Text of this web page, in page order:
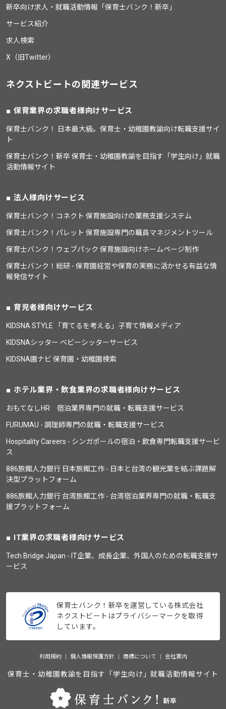
新卒向け求人・就職活動情報「保育士バンク！新卒」
サービス紹介
求人検索
X（旧Twitter）
ネクストビートの関連サービス
保育業界の求職者様向けサービス
保育士バンク！ 日本最大級。保育士・幼稚園教諭向け転職支援サイ
ト
保育士バンク！新卒 保育士・幼稚園教諭を目指す「学生向け」就職
活動情報サイト
法人様向けサービス
保育士バンク！コネクト 保育施設向けの業務支援システム
保育士バンク！パレット 保育施設専門の職員マネジメントツール
保育士バンク！ウェブパック 保育施設向けホームページ制作
保育士バンク！総研 - 保育園経営や保育の実務に活かせる有益な情
報発信サイト
育児者様向けサービス
KIDSNA STYLE 「育てるを考える」子育て情報メディア
KIDSNAシッター ベビーシッターサービス
KIDSNA園ナビ 保育園・幼稚園検索
ホテル業界・飲食業界の求職者様向けサービス
おもてなしHR 宿泊業界専門の就職・転職支援サービス
FURUMAU - 調理師専門の就職・転職支援サービス
Hospitality Careers - シンガポールの宿泊・飲食専門転職支援サービ
ス
886旅館人力銀行 日本旅館工作 - 日本と台湾の観光業を結ぶ課題解
決型プラットフォーム
886旅館人力銀行 台湾旅館工作 - 台湾宿泊業界専門の就職・転職支
援プラットフォーム
IT業界の求職者様向けサービス
Tech Bridge Japan - IT企業、成長企業、外国人のための転職支援サ
ービス
保育士バンク！新卒を運営している株式会社
ネクストビートはプライバシーマークを取得
しています。
利用規約 個人情報保護方針 商標について 会社案内
保育士・幼稚園教諭を目指す「学生向け」就職活動情報サイト